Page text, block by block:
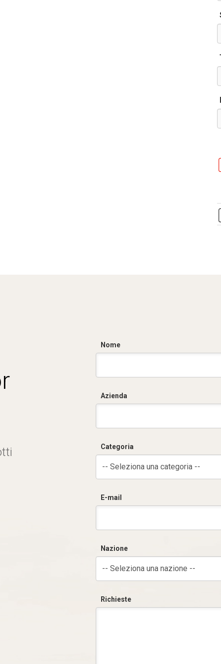
Nome
Azienda
Categoria
-- Seleziona una categoria --
E-mail
Nazione
-- Seleziona una nazione --
Richieste